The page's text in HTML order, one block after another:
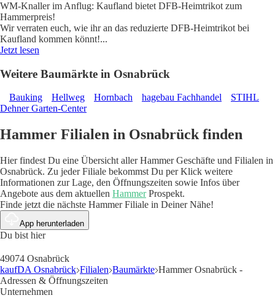
WM-Knaller im Anflug: Kaufland bietet DFB-Heimtrikot zum
Hammerpreis!
Wir verraten euch, wie ihr an das reduzierte DFB-Heimtrikot bei
Kaufland kommen könnt!...
Jetzt lesen
Weitere Baumärkte in Osnabrück
Bauking Hellweg Hornbach hagebau Fachhandel
STIHL
Dehner Garten-Center
Hammer Filialen in Osnabrück finden
Hier findest Du eine Übersicht aller Hammer Geschäfte und Filialen in
Osnabrück. Zu jeder Filiale bekommst Du per Klick weitere
Informationen zur Lage, den Öffnungszeiten sowie Infos über
Angebote aus dem aktuellen HammerProspekt.
Finde jetzt die nächste Hammer Filiale in Deiner Nähe!
App herunterladen
Du bist hier
49074 Osnabrück
kaufDA Osnabrück Filialen Baumärkte Hammer Osnabrück -
Adressen & Öffnungszeiten
Unternehmen